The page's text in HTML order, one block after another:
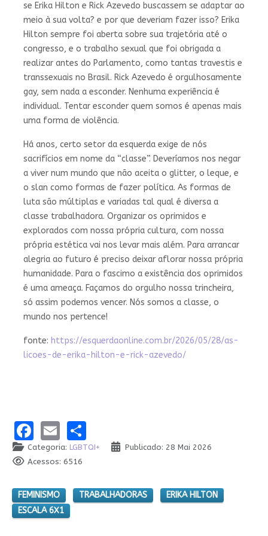
se Erika Hilton e Rick Azevedo buscassem se adaptar ao
meio à sua volta? e por que deveriam fazer isso? Erika
Hilton sempre foi aberta sobre sua trajetória até o
congresso, e o trabalho sexual que foi obrigada a
realizar antes do Parlamento, como tantas travestis e
transsexuais no Brasil. Rick Azevedo é orgulhosamente
gay, sem nada a esconder. Nenhuma experiência é
individual. Tentar esconder quem somos é apenas mais
uma forma de violência.
Há anos, certo setor da esquerda exige de nós
sacrifícios em nome da “classe”. Deveríamos nos negar
a viver num mundo que não aceita o glitter, o leque, e
o slan como formas de fazer política. As formas de
luta são múltiplas e variadas tal qual é diversa a
classe trabalhadora. Organizar os oprimidos e
explorados com nossa própria cultura, com nossa
própria estética vai nos levar mais além. Para arrancar
alegria ao futuro é preciso deixar aflorar nossa própria
humanidade. Para o fascimo a existência dos oprimidos
é uma ameaça. Façamos do orgulho nossa trincheira,
só assim podemos vencer. Nós somos a classe, o
mundo nos pertence!
fonte: https://esquerdaonline.com.br/2026/05/28/as-
licoes-de-erika-hilton-e-rick-azevedo/
Facebook
EmailShare
Categoria: LGBTQI+
Publicado: 28 Mai 2026
Acessos: 6516
FEMINISMO TRABALHADORAS
ERIKA HILTON
ESCALA 6X1